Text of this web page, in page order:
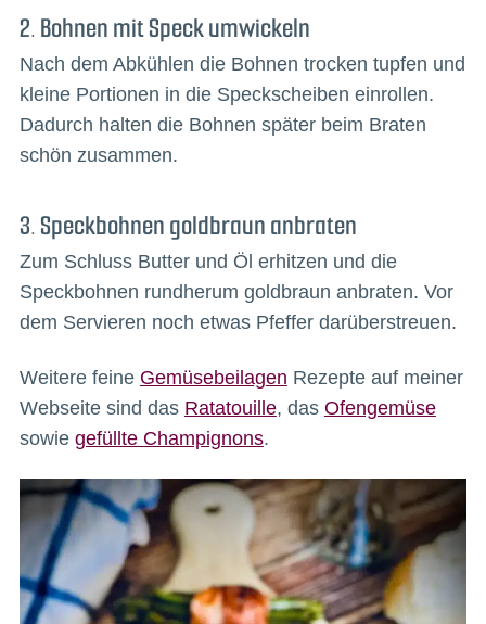
2. Bohnen mit Speck umwickeln
Nach dem Abkühlen die Bohnen trocken tupfen und
kleine Portionen in die Speckscheiben einrollen.
Dadurch halten die Bohnen später beim Braten
schön zusammen.
3. Speckbohnen goldbraun anbraten
Zum Schluss Butter und Öl erhitzen und die
Speckbohnen rundherum goldbraun anbraten. Vor
dem Servieren noch etwas Pfeffer darüberstreuen.
Weitere feine Gemüsebeilagen Rezepte auf meiner
Webseite sind das Ratatouille, das Ofengemüse
sowie gefüllte Champignons.